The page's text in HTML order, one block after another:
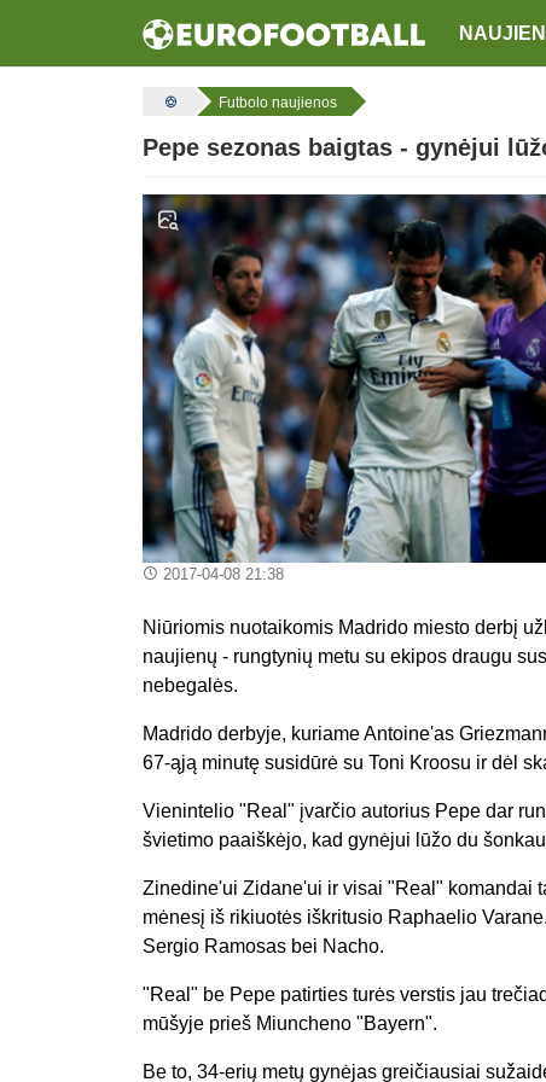
Futbolo naujienos
Pepe sezonas baigtas - gynėjui
2017-04-08 21:38
Niūriomis nuotaikomis Madrido miesto derbį
naujienų - rungtynių metu su ekipos draugu
nebegalės.
Madrido derbyje, kuriame Antoine'as
67-ąją minutę susidūrė su Toni Kroosu ir dėl
Vienintelio "Real" įvarčio autorius Pepe dar
švietimo paaiškėjo, kad gynėjui lūžo du
Zinedine'ui Zidane'ui ir visai "Real" komandai
mėnesį iš rikiuotės iškritusio Raphaelio
Sergio Ramosas bei Nacho.
"Real" be Pepe patirties turės verstis jau
mūšyje prieš Miuncheno "Bayern".
Be to, 34-erių metų gynėjas greičiausiai